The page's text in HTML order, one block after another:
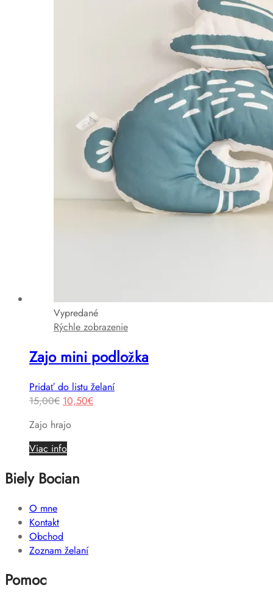
Vypredané
Rýchle zobrazenie
Zajo mini podložka
Pridať do listu želaní
15,00€ Original
was:
15,00€.
10,50€Current
Zajo hrajo
Viac info
Biely Bocian
O mne
Kontakt
Obchod
Zoznam želaní
Pomoc